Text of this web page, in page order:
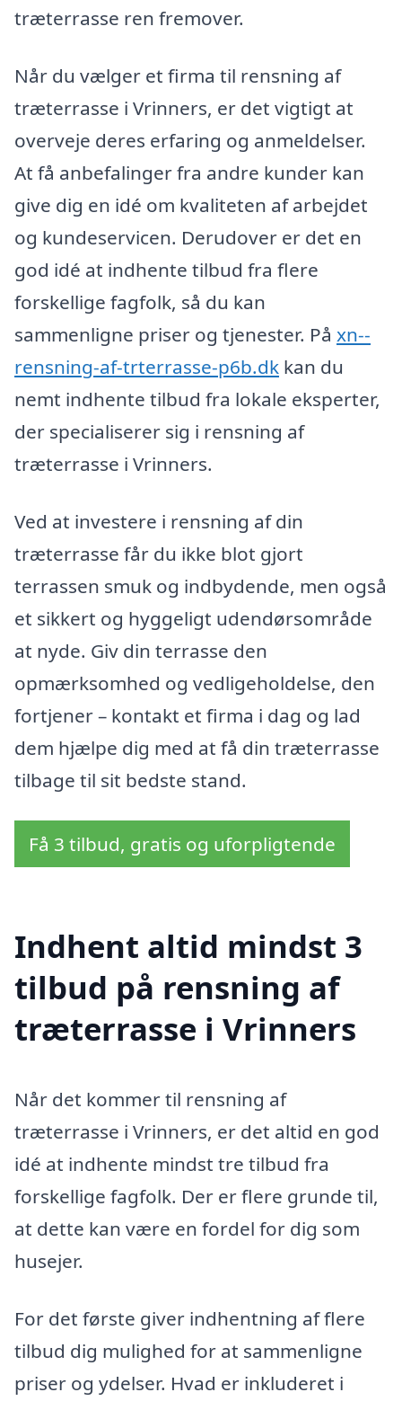
træterrasse ren fremover.
Når du vælger et firma til rensning af
træterrasse i Vrinners, er det vigtigt at
overveje deres erfaring og anmeldelser.
At få anbefalinger fra andre kunder kan
give dig en idé om kvaliteten af arbejdet
og kundeservicen. Derudover er det en
god idé at indhente tilbud fra flere
forskellige fagfolk, så du kan
sammenligne priser og tjenester. På xn--
rensning-af-trterrasse-p6b.dk kan du
nemt indhente tilbud fra lokale eksperter,
der specialiserer sig i rensning af
træterrasse i Vrinners.
Ved at investere i rensning af din
træterrasse får du ikke blot gjort
terrassen smuk og indbydende, men også
et sikkert og hyggeligt udendørsområde
at nyde. Giv din terrasse den
opmærksomhed og vedligeholdelse, den
fortjener – kontakt et firma i dag og lad
dem hjælpe dig med at få din træterrasse
tilbage til sit bedste stand.
Få 3 tilbud, gratis og uforpligtende
Indhent altid mindst 3
tilbud på rensning af
træterrasse i Vrinners
Når det kommer til rensning af
træterrasse i Vrinners, er det altid en god
idé at indhente mindst tre tilbud fra
forskellige fagfolk. Der er flere grunde til,
at dette kan være en fordel for dig som
husejer.
For det første giver indhentning af flere
tilbud dig mulighed for at sammenligne
priser og ydelser. Hvad er inkluderet i